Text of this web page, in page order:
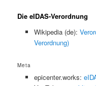
Die eIDAS-Verordnung
Wikipedia (de):
Verordnung)
Meta
epicenter.works: